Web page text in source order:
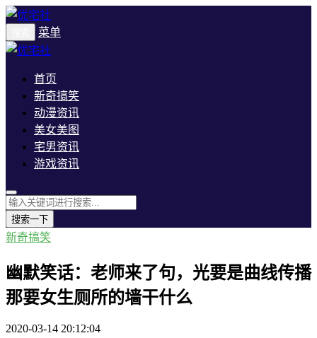
菜单
首页
新奇搞笑
动漫资讯
美女美图
宅男资讯
游戏资讯
搜索一下
新奇搞笑
幽默笑话：老师来了句，光要是曲线传播
那要女生厕所的墙干什么
2020-03-14 20:12:04